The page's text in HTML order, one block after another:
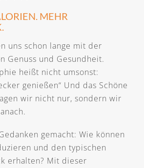
MEHR
uns schon lange mit der
Genuss und Gesundheit.
heißt nicht umsonst:
genießen“ Und das Schöne
wir nicht nur, sondern wir
gemacht: Wie können
und den typischen
erhalten? Mit dieser